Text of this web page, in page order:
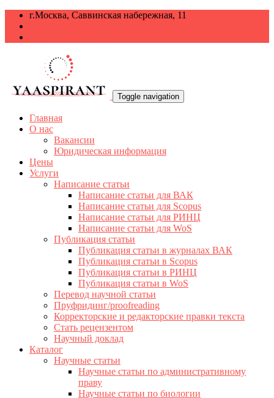
г.Москва, Саввинская набережная, 11
Toggle navigation
Главная
О нас
Вакансии
Юридическая информация
Цены
Услуги
Написание статьи
Написание статьи для ВАК
Написание статьи для Scopus
Написание статьи для РИНЦ
Написание статьи для WoS
Публикация статьи
Публикация статьи в журналах ВАК
Публикация статьи в Scopus
Публикация статьи в РИНЦ
Публикация статьи в WoS
Перевод научной статьи
Пруфридинг/proofreading
Корректорские и редакторские правки текста
Стать рецензентом
Научный доклад
Каталог
Научные статьи
Научные статьи по административному
праву
Научные статьи по биологии